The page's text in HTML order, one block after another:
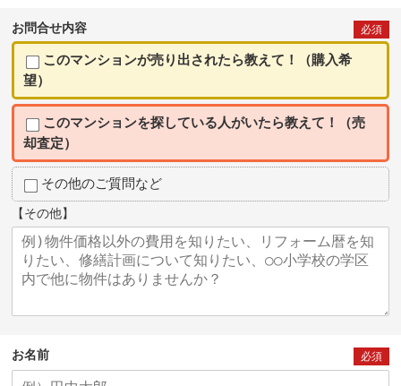
お問合せ内容 必須
このマンションが売り出されたら教えて！（購入希
望）
このマンションを探している人がいたら教えて！（売
却査定）
その他のご質問など
【その他】
お名前 必須